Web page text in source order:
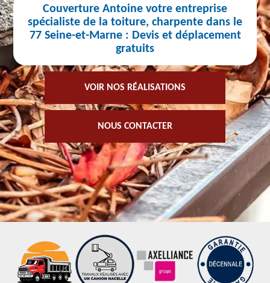
Couverture Antoine votre entreprise
spécialiste de la toiture, charpente dans le
77 Seine-et-Marne : Devis et déplacement
gratuits
VOIR NOS RÉALISATIONS
NOUS CONTACTER